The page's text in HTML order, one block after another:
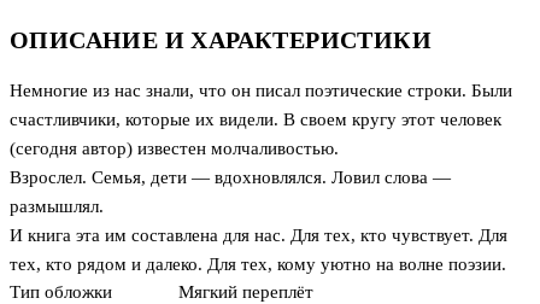
ОПИСАНИЕ И ХАРАКТЕРИСТИКИ
Немногие из нас знали, что он писал поэтические строки. Были
счастливчики, которые их видели. В своем кругу этот человек
(сегодня автор) известен молчаливостью.
Взрослел. Семья, дети — вдохновлялся. Ловил слова —
размышлял.
И книга эта им составлена для нас. Для тех, кто чувствует. Для
тех, кто рядом и далеко. Для тех, кому уютно на волне поэзии.
Тип обложки
Мягкий переплёт